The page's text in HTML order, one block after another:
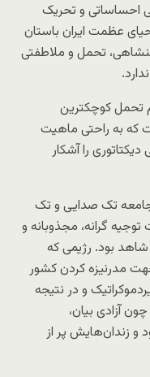
احساساتی و تحریک
عظمت ایران باستان
تحمل و ملاطفتی
تحمل کوچکترین
که به راحتی ماهیت
دیکتاتوری را آشکار
تک صدایی و تک
گرانه، مجذوبانه و
شاهد بود. رژیمی که
مدرنیزه کردن کشور
و در نتیجه
آزادی بیان،
و زندان‌هایش پر از